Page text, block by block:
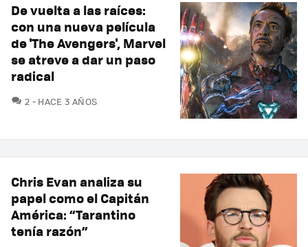
De vuelta a las raíces:
con una nueva película
de 'The Avengers', Marvel
se atreve a dar un paso
radical
2 COMENTARIOS
HACE 3 AÑOS
Chris Evan analiza su
papel como el Capitán
América: “Tarantino
tenía razón”